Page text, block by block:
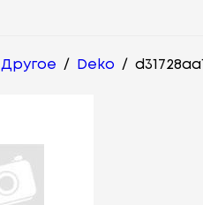
Другое / Deko /